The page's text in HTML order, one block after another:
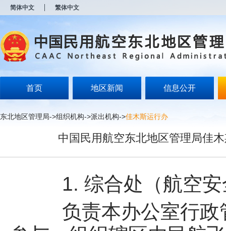
简体中文 繁体中文
首页 地区新闻 信息公开
东北地区管理局->组织机构->派出机构->佳木斯运行办
中国民用航空东北地区管理局佳
1. 综合处（航空安
负责本办公室行政
开
无
障
说
按
Alt
键